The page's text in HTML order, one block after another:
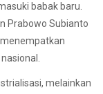
babak baru.
Prabowo Subianto
menempatkan
melainkan